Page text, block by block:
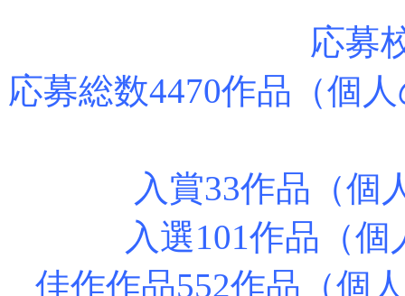
応募
応募総数4470作品（個
入賞33作品（個
入選101作品（
佳作作品552作品（個